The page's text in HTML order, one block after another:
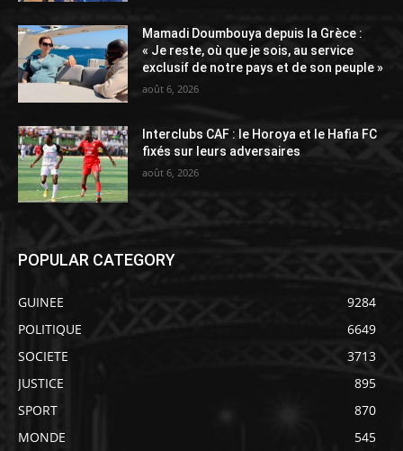
Mamadi Doumbouya depuis la Grèce :
« Je reste, où que je sois, au service
exclusif de notre pays et de son peuple »
août 6, 2026
Interclubs CAF : le Horoya et le Hafia FC
fixés sur leurs adversaires
août 6, 2026
POPULAR CATEGORY
GUINEE
9284
POLITIQUE
6649
SOCIETE
3713
JUSTICE
895
SPORT
870
MONDE
545